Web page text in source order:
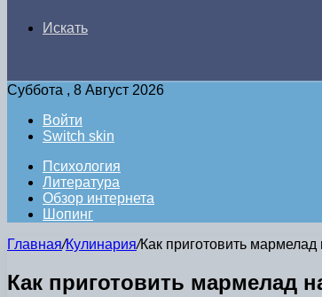
Искать
Суббота , 8 Август 2026
Войти
Switch skin
Психология
Литература
Обзор интернета
Шопинг
Главная/Кулинария/Как приготовить
Как приготовить мармелад